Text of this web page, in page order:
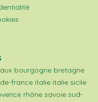
bourgogne bretagne
france italie italie sicile
rhône savoie sud-